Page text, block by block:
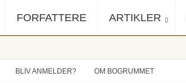
FORFATTERE ARTIKLER
BLIV ANMELDER? OM BOGRUMMET